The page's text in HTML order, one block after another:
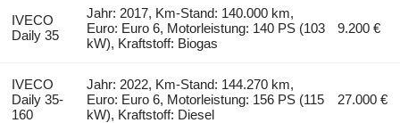
IVECO
Daily 35
Jahr: 2017, Km-Stand: 140.000 km,
Euro: Euro 6, Motorleistung: 140 PS (103
kW), Kraftstoff: Biogas
9.200 €
IVECO
Daily 35-
160
Jahr: 2022, Km-Stand: 144.270 km,
Euro: Euro 6, Motorleistung: 156 PS (115
kW), Kraftstoff: Diesel
27.000 €